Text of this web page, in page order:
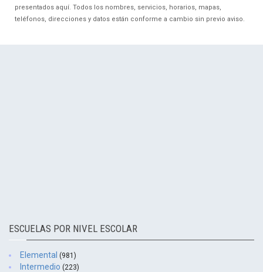
presentados aquí. Todos los nombres, servicios, horarios, mapas,
teléfonos, direcciones y datos están conforme a cambio sin previo aviso.
ESCUELAS POR NIVEL ESCOLAR
Elemental (981)
Intermedio (223)